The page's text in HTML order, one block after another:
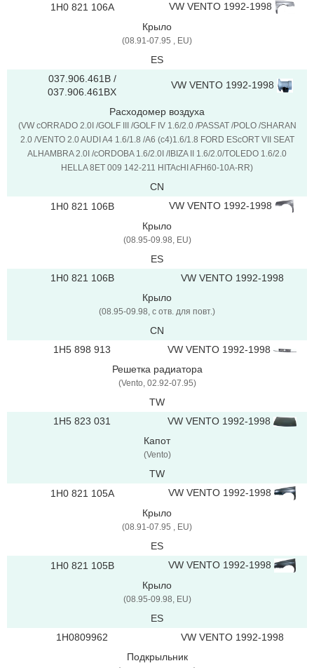
1H0 821 106A
VW VENTO 1992-1998
Крыло
(08.91-07.95 , EU)
ES
037.906.461B /
037.906.461BX
VW VENTO 1992-1998
Расходомер воздуха
(VW cORRADO 2.0I /GOLF III /GOLF IV 1.6/2.0 /PASSAT /POLO /SHARAN
2.0 /VENTO 2.0 AUDI A4 1.6/1.8 /A6 (c4)1.6/1.8 FORD EScORT VII SEAT
ALHAMBRA 2.0I /cORDOBA 1.6/2.0I /IBIZA II 1.6/2.0/TOLEDO 1.6/2.0
HELLA 8ET 009 142-211 HITAcHI AFH60-10A-RR)
CN
1H0 821 106B
VW VENTO 1992-1998
Крыло
(08.95-09.98, EU)
ES
1H0 821 106B
VW VENTO 1992-1998
Крыло
(08.95-09.98, с отв. для повт.)
CN
1H5 898 913
VW VENTO 1992-1998
Решетка радиатора
(Vento, 02.92-07.95)
TW
1H5 823 031
VW VENTO 1992-1998
Капот
(Vento)
TW
1H0 821 105A
VW VENTO 1992-1998
Крыло
(08.91-07.95 , EU)
ES
1H0 821 105B
VW VENTO 1992-1998
Крыло
(08.95-09.98, EU)
ES
1H0809962
VW VENTO 1992-1998
Подкрыльник